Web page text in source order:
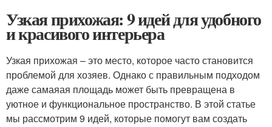
Узкая прихожая: 9 идей для удобного
и красивого интерьера
Узкая прихожая – это место, которое часто становится
проблемой для хозяев. Однако с правильным подходом
даже самаяая площадь может быть превращена в
уютное и функциональное пространство. В этой статье
мы рассмотрим 9 идей, которые помогут вам создать